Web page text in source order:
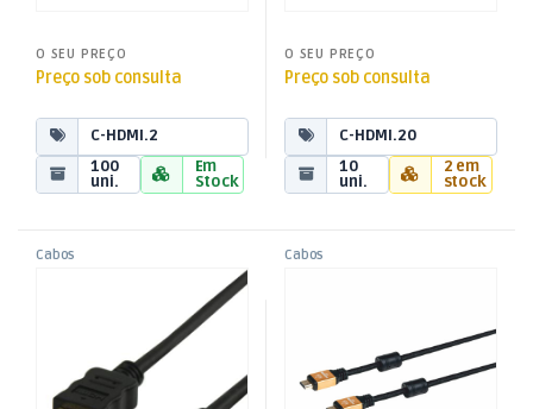
O SEU PREÇO
Preço sob consulta
C-HDMI.2
100
uni.
Em
Stock
O SEU PREÇO
Preço sob consulta
C-HDMI.20
10
uni.
2 em
stock
Cabos
Cabos